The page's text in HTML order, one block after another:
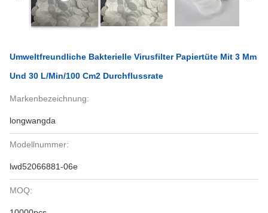
Umweltfreundliche Bakterielle Virusfilter Papiertüte Mit 3 Mm
Und 30 L/min/100 Cm2 Durchflussrate
Markenbezeichnung:
longwangda
Modellnummer:
lwd52066881-06e
MOQ: